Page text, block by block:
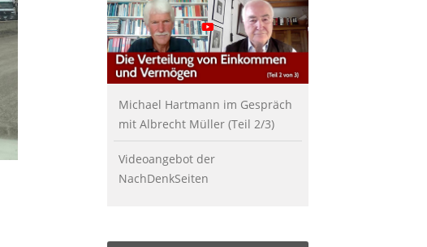
Michael Hartmann im Gespräch
mit Albrecht Müller (Teil 2/3)
Videoangebot der
NachDenkSeiten